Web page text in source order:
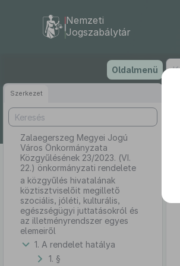
tartalomra
Nemzeti
Jogszabálytár
Oldalmenü
Szerkezet
Zalaegerszeg Megyei Jogú
Város Önkormányzata
Közgyűlésének 23/2023. (VI.
22.) önkormányzati rendelete
a közgyűlés hivatalának
köztisztviselőit megillető
szociális, jóléti, kulturális,
egészségügyi juttatásokról és
az illetményrendszer egyes
elemeiről
1. A rendelet hatálya
1. §